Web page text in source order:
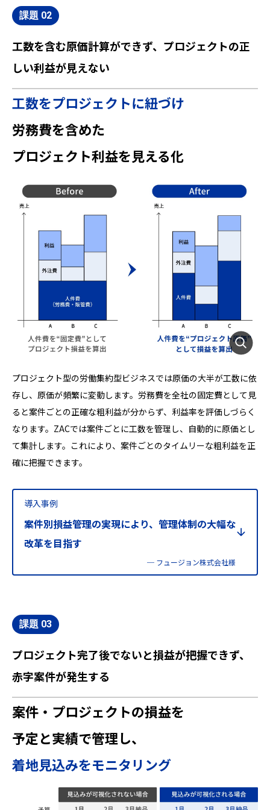
工数を含む原価計算ができず、プロジェクトの正
しい利益が見えない
工数をプロジェクトに紐づけ
労務費を含めた
プロジェクト利益を見える化
プロジェクト型の労働集約型ビジネスでは原価の大半が工数に依
存し、原価が頻繁に変動します。労務費を全社の固定費として見
ると案件ごとの正確な粗利益が分からず、利益率を評価しづらく
なります。ZACでは案件ごとに工数を管理し、自動的に原価とし
て集計します。これにより、案件ごとのタイムリーな粗利益を正
確に把握できます。
導入事例
案件別損益管理の実現により、管理体制の大幅な
改革を目指す
─ フュージョン株式会社様
プロジェクト完了後でないと損益が把握できず、
赤字案件が発生する
案件・プロジェクトの損益を
予定と実績で管理し、
着地見込みをモニタリング